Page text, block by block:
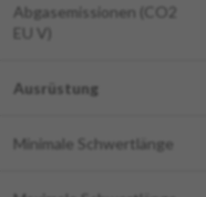
Abgasemissionen (CO2
EU V)
Ausrüstung
Minimale Schwertlänge